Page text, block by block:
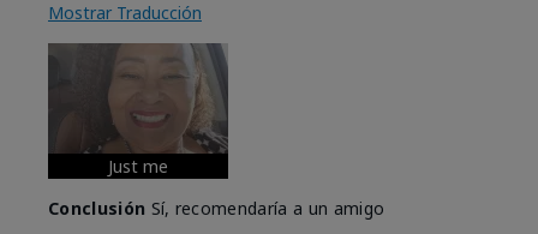
Mostrar Traducción
Just me
Conclusión Sí, recomendaría a un amigo